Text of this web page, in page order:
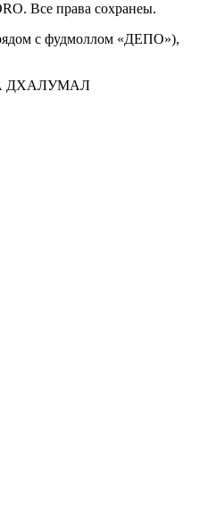
Все права сохранеы.
с фудмоллом «ДЕПО»),
ДХАЛУМАЛ